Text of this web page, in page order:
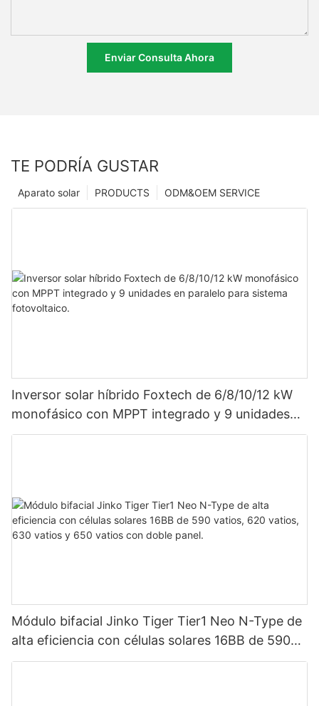
Enviar Consulta Ahora
TE PODRÍA GUSTAR
ODM&OEM SERVICE
PRODUCTS
Aparato solar
Inversor solar híbrido Foxtech de 6/8/10/12 kW
monofásico con MPPT integrado y 9 unidades
en paralelo para sistema fotovoltaico.
Módulo bifacial Jinko Tiger Tier1 Neo N-Type de
alta eficiencia con células solares 16BB de 590
vatios, 620 vatios, 630 vatios y 650 vatios con